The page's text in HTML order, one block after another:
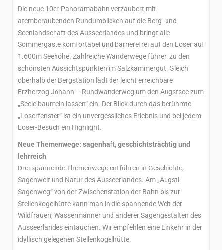
Die neue 10er-Panoramabahn verzaubert mit
atemberaubenden Rundumblicken auf die Berg- und
Seenlandschaft des Ausseerlandes und bringt alle
Sommergäste komfortabel und barrierefrei auf den Loser auf
1.600m Seehöhe. Zahlreiche Wanderwege führen zu den
schönsten Aussichtspunkten im Salzkammergut. Gleich
oberhalb der Bergstation lädt der leicht erreichbare
Erzherzog Johann – Rundwanderweg um den Augstsee zum
„Seele baumeln lassen“ ein. Der Blick durch das berühmte
„Loserfenster“ ist ein unvergessliches Erlebnis und bei jedem
Loser-Besuch ein Highlight.
Neue Themenwege: sagenhaft, geschichtsträchtig und
lehrreich
Drei spannende Themenwege entführen in Geschichte,
Sagenwelt und Natur des Ausseerlandes. Am „Augsti-
Sagenweg“ von der Zwischenstation der Bahn bis zur
Stellenkogelhütte kann man in die spannende Welt der
Wildfrauen, Wassermänner und anderer Sagengestalten des
Ausseerlandes eintauchen. Wir empfehlen eine Einkehr in der
idyllisch gelegenen Stellenkogelhütte.